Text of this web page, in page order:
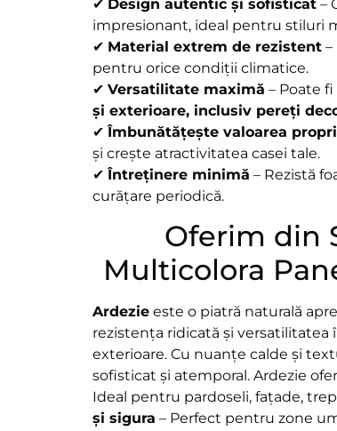
✔ Design autentic și sofisticat –
impresionant, ideal pentru stiluri
✔ Material extrem de rezistent –
pentru orice condiții climatice.
✔ Versatilitate maximă – Poate
și exterioare, inclusiv pereți
✔Îmbunătățește valoarea
și crește atractivitatea casei tale.
✔Întreținere minimă – Rezistă
curățare periodică.
Oferim din
Multicolora
Ardezie este o piatră naturală
rezistența ridicată și versatilitatea
exterioare. Cu nuanțe calde și
sofisticat și atemporal. Ardezie
Ideal pentru pardoseli, fațade,
și sigura – Perfect pentru zone